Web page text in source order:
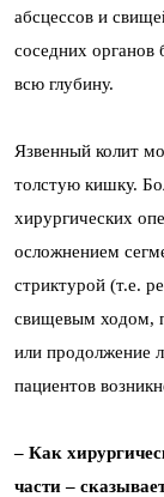
абсцессов и
соседних органов
всю глубину.
Язвенный колит
толстую кишку.
хирургических
осложнением
стриктурой (т.е.
свищевым ходом,
или продолжение
пациентов
– Как
части –